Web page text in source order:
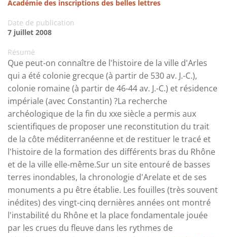
Académie des inscriptions des belles lettres
Date de publication
7 juillet 2008
Résumé
Que peut-on connaître de l'histoire de la ville d'Arles
qui a été colonie grecque (à partir de 530 av. J.-C.),
colonie romaine (à partir de 46-44 av. J.-C.) et résidence
impériale (avec Constantin) ?La recherche
archéologique de la fin du xxe siècle a permis aux
scientifiques de proposer une reconstitution du trait
de la côte méditerranéenne et de restituer le tracé et
l'histoire de la formation des différents bras du Rhône
et de la ville elle-même.Sur un site entouré de basses
terres inondables, la chronologie d'Arelate et de ses
monuments a pu être établie. Les fouilles (très souvent
inédites) des vingt-cinq dernières années ont montré
l'instabilité du Rhône et la place fondamentale jouée
par les crues du fleuve dans les rythmes de